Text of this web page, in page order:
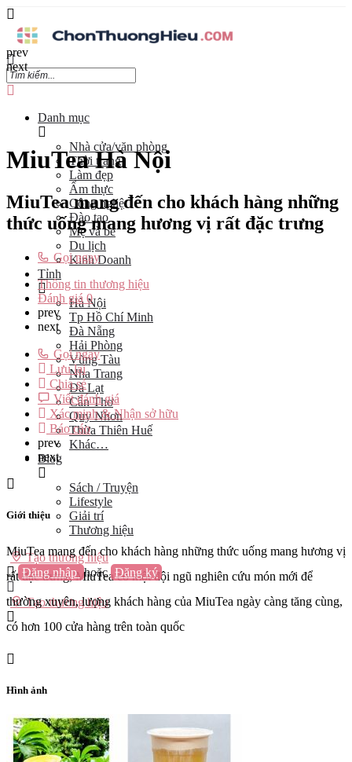
Danh mục
Nhà cửa/văn phòng
Thời trang
Làm đẹp
Ẩm thực
Công nghệ
Đào tạo
Mẹ và bé
Du lịch
Kinh Doanh
Tỉnh
Hà Nội
Tp Hồ Chí Minh
Đà Nẵng
Hải Phòng
Vũng Tàu
Nha Trang
Đà Lạt
Cần Thơ
Quy Nhơn
Thừa Thiên Huế
Khác…
Blog
Sách / Truyện
Lifestyle
Giải trí
Thương hiệu
Tạo thương hiệu
Đăng nhập hoặc Đăng ký
Tạo thương hiệu
prev
next
MiuTea Hà Nội
MiuTea mang đến cho khách hàng những
thức uống mang hương vị rất đặc trưng
Gọi ngay
Thông tin thương hiệu
Đánh giá 0
prev
next
Gọi ngay
Lưu lại
Chia sẻ
Viết đánh giá
Xác minh & Nhận sở hữu
Báo cáo
prev
next
Giới thiệu
MiuTea mang đến cho khách hàng những thức uống mang hương vị
rất đặc trưng, MiuTea có một đội ngũ nghiên cứu món mới để
thường xuyên, lượng khách hàng của MiuTea ngày càng tăng cùng,
có hơn 100 cửa hàng trên toàn quốc
Hình ảnh